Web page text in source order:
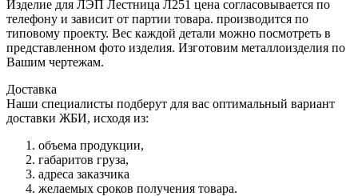
Изделие для ЛЭП Лестница Л251 цена согласовывается по
телефону и зависит от партии товара. производится по
типовому проекту. Вес каждой детали можно посмотреть в
представленном фото изделия. Изготовим металлоизделия по
Вашим чертежам.
Доставка
Наши специалисты подберут для вас оптимальный вариант
доставки ЖБИ, исходя из:
объема продукции,
габаритов груза,
адреса заказчика
желаемых сроков получения товара.